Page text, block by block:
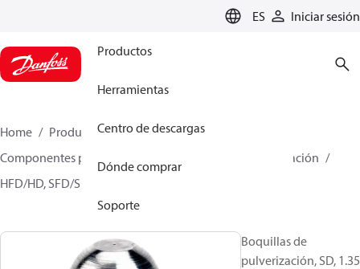
ES Iniciar sesión
Productos
Herramientas
Centro de descargas
Dónde comprar
Soporte
Home Productos
Climate Solutions for heating
Componentes para quemador
Boquillas de pulverización
HFD/HD, SFD/SD
Boquillas de
pulverización, SD, 1.35